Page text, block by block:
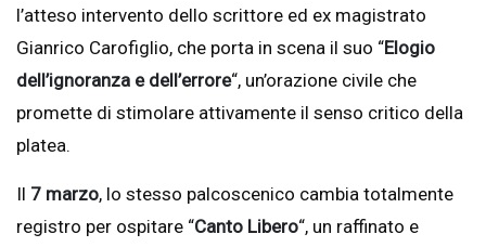
l’atteso intervento dello scrittore ed ex magistrato
Gianrico Carofiglio, che porta in scena il suo “Elogio
dell’ignoranza e dell’errore“, un’orazione civile che
promette di stimolare attivamente il senso critico della
platea.
Il 7 marzo, lo stesso palcoscenico cambia totalmente
registro per ospitare “Canto Libero“, un raffinato e